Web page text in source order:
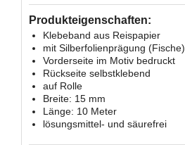
Produkteigenschaften:
Klebeband aus Reispapier
mit Silberfolienprägung (Fische)
Vorderseite im Motiv bedruckt
Rückseite selbstklebend
auf Rolle
Breite: 15 mm
Länge: 10 Meter
lösungsmittel- und säurefrei